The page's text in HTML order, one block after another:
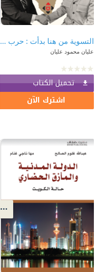
التسوية من هنا بدأت : حرب تشرين والتسوية على المسارين المصري والفلسطيني (تسوية أم تصفية؟)
عليان محمود عليان
تحميل الكتاب
اشترك الآن